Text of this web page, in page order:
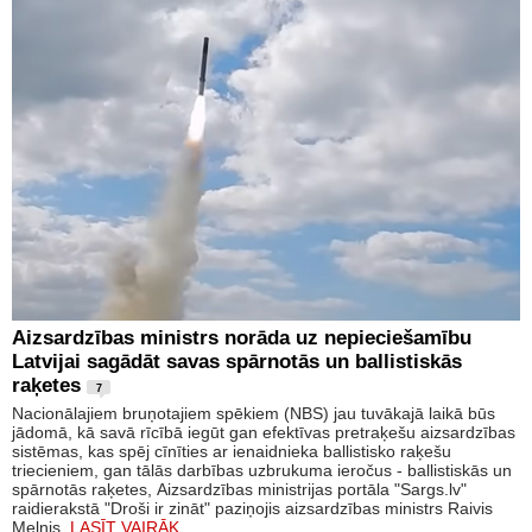
Aizsardzības ministrs norāda uz nepieciešamību
Latvijai sagādāt savas spārnotās un ballistiskās
raķetes
7
Nacionālajiem bruņotajiem spēkiem (NBS) jau tuvākajā laikā būs
jādomā, kā savā rīcībā iegūt gan efektīvas pretraķešu aizsardzības
sistēmas, kas spēj cīnīties ar ienaidnieka ballistisko raķešu
triecieniem, gan tālās darbības uzbrukuma ieročus - ballistiskās un
spārnotās raķetes, Aizsardzības ministrijas portāla "Sargs.lv"
raidierakstā "Droši ir zināt" paziņojis aizsardzības ministrs Raivis
Melnis. LASĪT VAIRĀK